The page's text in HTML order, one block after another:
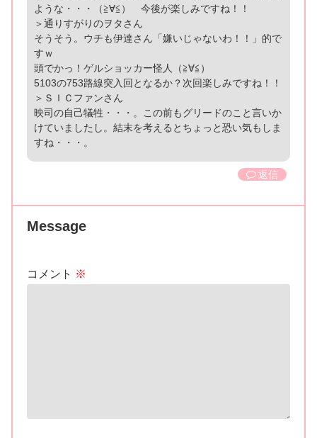
ような・・・（≧∀≦） 今後が楽しみですね！！
＞通りすがりのヲタさん
そうそう。ウチも伊達さん「嫌いじゃないわ！！」的で
すｗ
頭でかっ！ゲルショッカー怪人（≧∀≦）
5103の753路線突入回となるか？次回楽しみですね！！
＞ＳＩＣファンさん
映司の自己犠牲・・・。この前もグリードのこと言いか
けていましたし。結末を考えるとちょっと恐い気もしま
すね・・・。
返信
Message
コメント ※